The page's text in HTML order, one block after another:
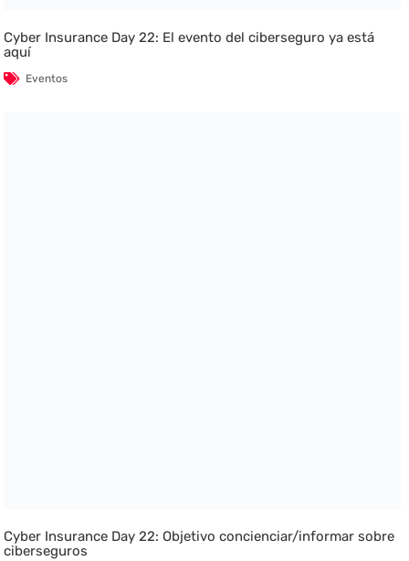
Cyber Insurance Day 22: El evento del ciberseguro ya está
aquí
Eventos
Cyber Insurance Day 22: Objetivo concienciar/informar sobre
ciberseguros